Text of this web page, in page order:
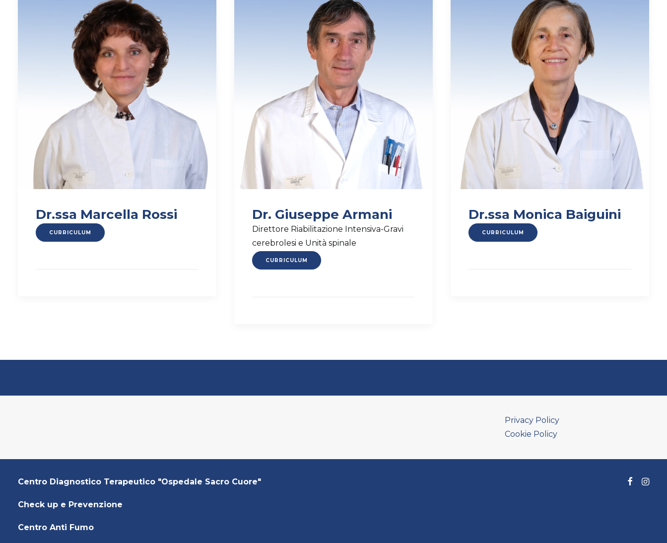
Dr.ssa Marcella Rossi
CURRICULUM
Dr. Giuseppe Armani
Direttore Riabilitazione Intensiva-Gravi
cerebrolesi e Unità spinale
CURRICULUM
Dr.ssa Monica Baiguini
CURRICULUM
Privacy Policy
Cookie Policy
Centro Diagnostico Terapeutico "Ospedale Sacro Cuore"
Check up e Prevenzione
Centro Anti Fumo